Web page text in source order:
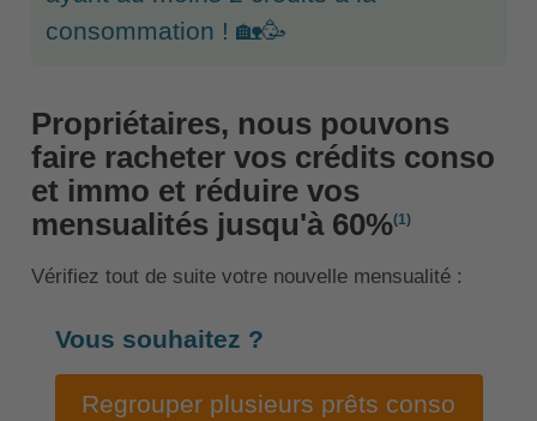
consommation ! 🏡🥳
Propriétaires, nous pouvons
faire racheter vos crédits conso
et immo et réduire vos
mensualités jusqu'à 60%(1)
Vérifiez tout de suite votre nouvelle mensualité :
Vous souhaitez ?
Regrouper plusieurs prêts conso